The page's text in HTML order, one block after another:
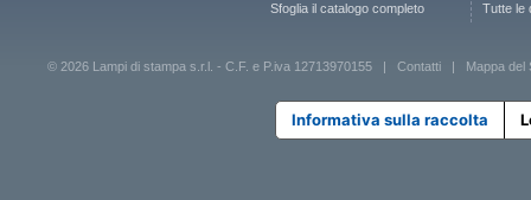
Sfoglia il catalogo completo
Tutte le
© 2026 Lampi di stampa s.r.l. - C.F. e P.iva 12713970155 | Contatti Mappa del
Informativa sulla raccolta